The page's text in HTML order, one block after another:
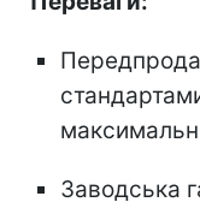
Заводська